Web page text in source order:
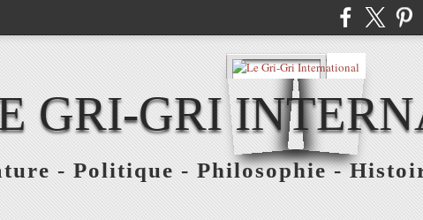
GRI-GRI
- Politique - Philosophie -